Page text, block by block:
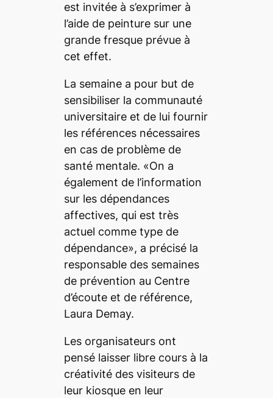
est invitée à s’exprimer à
l’aide de peinture sur une
grande fresque prévue à
cet effet.
La semaine a pour but de
sensibiliser la communauté
universitaire et de lui fournir
les références nécessaires
en cas de problème de
santé mentale. «On a
également de l’information
sur les dépendances
affectives, qui est très
actuel comme type de
dépendance», a précisé la
responsable des semaines
de prévention au Centre
d’écoute et de référence,
Laura Demay.
Les organisateurs ont
pensé laisser libre cours à la
créativité des visiteurs de
leur kiosque en leur